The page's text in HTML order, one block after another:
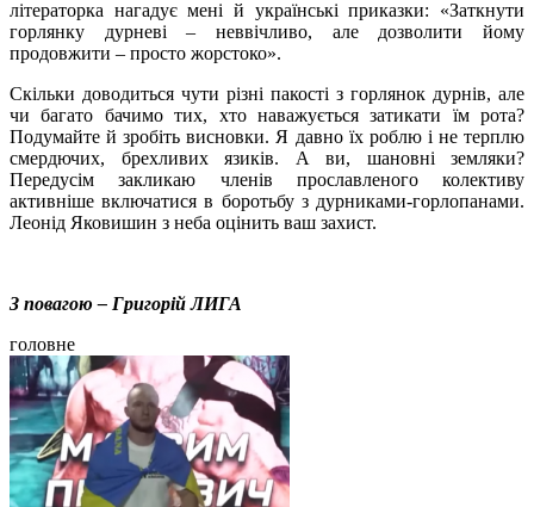
літераторка нагадує мені й українські приказки: «Заткнути
горлянку дурневі – неввічливо, але дозволити йому
продовжити – просто жорстоко».
Скільки доводиться чути різні пакості з горлянок дурнів, але
чи багато бачимо тих, хто наважується затикати їм рота?
Подумайте й зробіть висновки. Я давно їх роблю і не терплю
смердючих, брехливих язиків. А ви, шановні земляки?
Передусім закликаю членів прославленого колективу
активніше включатися в боротьбу з дурниками-горлопанами.
Леонід Яковишин з неба оцінить ваш захист.
З повагою – Григорій ЛИГА
головне